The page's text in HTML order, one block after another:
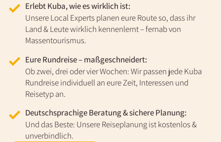
Erlebt Kuba, wie es wirklich ist:
Unsere Local Experts planen eure Route so, dass ihr
Land & Leute wirklich kennenlernt – fernab von
Massentourismus.
Eure Rundreise – maßgeschneidert:
Ob zwei, drei oder vier Wochen: Wir passen jede Kuba
Rundreise individuell an eure Zeit, Interessen und
Reisetyp an.
Deutschsprachige Beratung & sichere Planung:
Und das Beste: Unsere Reiseplanung ist kostenlos &
unverbindlich.